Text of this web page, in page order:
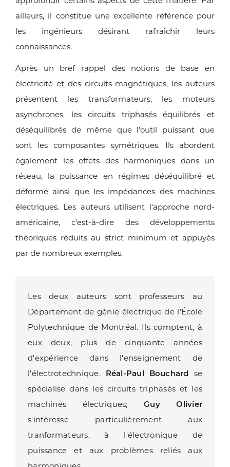
ailleurs, il constitue une excellente référence pour
les ingénieurs désirant rafraîchir leurs
connaissances.
Après un bref rappel des notions de base en
électricité et des circuits magnétiques, les auteurs
présentent les transformateurs, les moteurs
asynchrones, les circuits triphasés équilibrés et
déséquilibrés de même que l'outil puissant que
sont les composantes symétriques. Ils abordent
également les effets des harmoniques dans un
réseau, la puissance en régimes déséquilibré et
déformé ainsi que les impédances des machines
électriques. Les auteurs utilisent l'approche nord-
américaine, c'est-à-dire des développements
théoriques réduits au strict minimum et appuyés
par de nombreux exemples.
Les deux auteurs sont professeurs au
Département de génie électrique de l'École
Polytechnique de Montréal. Ils comptent, à
eux deux, plus de cinquante années
d'expérience dans l'enseignement de
l'électrotechnique. Réal-Paul Bouchard se
spécialise dans les circuits triphasés et les
machines électriques; Guy Olivier
s'intéresse particulièrement aux
tranformateurs, à l'électronique de
puissance et aux problèmes reliés aux